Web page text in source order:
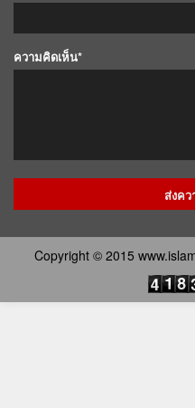
ความคิดเห็น*
Copyright © 2015